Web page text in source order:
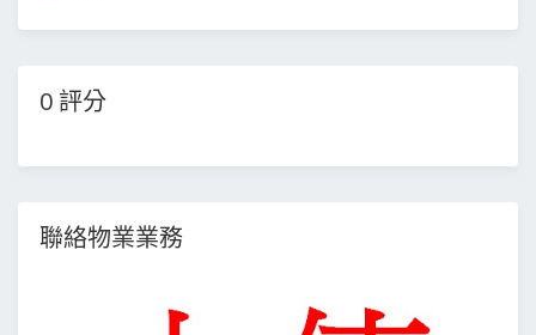
0 評分
聯絡物業業務